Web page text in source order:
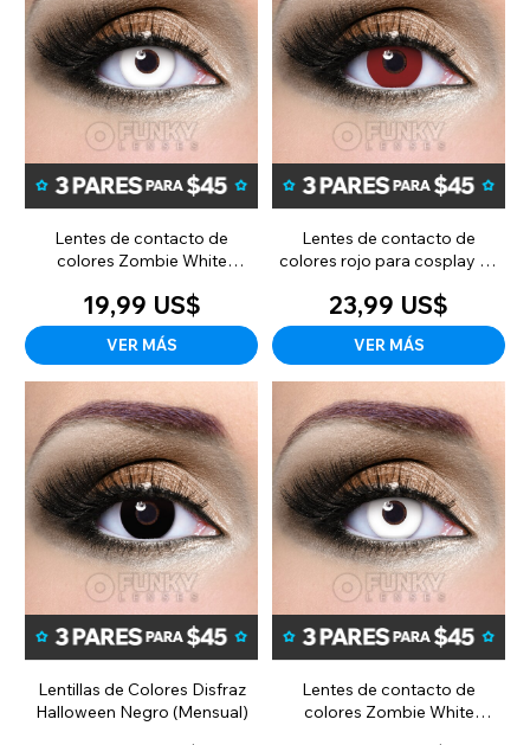
Lentes de contacto de
colores Zombie White
19,99 US$
VER MÁS
Lentes de contacto de
colores rojo para cosplay de
23,99 US$
VER MÁS
Lentillas de Colores Disfraz
Halloween Negro (Mensual)
Lentes de contacto de
colores Zombie White